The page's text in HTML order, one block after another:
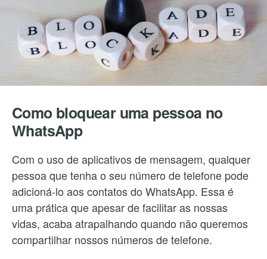
Como bloquear uma pessoa no
WhatsApp
Com o uso de aplicativos de mensagem, qualquer
pessoa que tenha o seu número de telefone pode
adicioná-lo aos contatos do WhatsApp. Essa é
uma prática que apesar de facilitar as nossas
vidas, acaba atrapalhando quando não queremos
compartilhar nossos números de telefone.